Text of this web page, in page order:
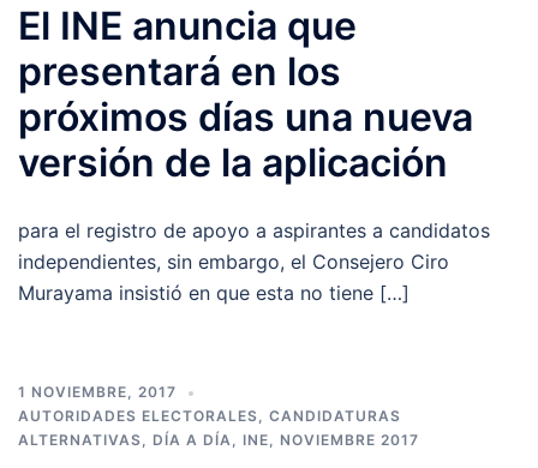
El INE anuncia que
presentará en los
próximos días una nueva
versión de la aplicación
para el registro de apoyo a aspirantes a candidatos
independientes, sin embargo, el Consejero Ciro
Murayama insistió en que esta no tiene […]
1 NOVIEMBRE, 2017
AUTORIDADES ELECTORALES, CANDIDATURAS
ALTERNATIVAS, DÍA A DÍA, INE, NOVIEMBRE 2017